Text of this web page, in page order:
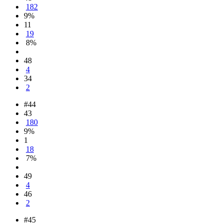
182
9%
11
19
8%
48
4
34
2
#44
43
180
9%
1
18
7%
49
4
46
2
#45